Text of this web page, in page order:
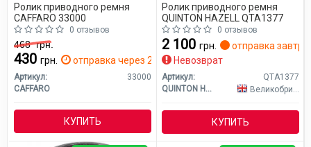
Ролик приводного ремня
CAFFARO 33000
0 отзывов
468грн.
430 грн. отправка через 2 дн.
Артикул:
33000
CAFFARO
КУПИТЬ
Ролик приводного ремня
QUINTON HAZELL QTA1377
0 отзывов
2 100 грн.
отправка завтра
Невозврат
Артикул:
QTA1377
QUINTON HAZELL
Великобритания
КУПИТЬ